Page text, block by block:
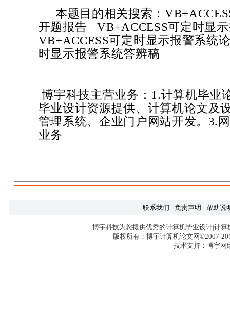
本题目的相关搜索：
开题报告VB+ACCESS可定时显
VB+ACCESS可定时显示报警系统
时显示报警系统答辨稿
博宇科技主营业务：1.计算机毕业
毕业设计资源提供、计算机论文及
管理系统、企业门户网站开发。3.
业务
联系我们 - 免责声明 - 帮助说
博宇科技为您提供优秀的计算机毕业设计|计
版权所有：博宇计算机论文网©2007-
技术支持：博宇网